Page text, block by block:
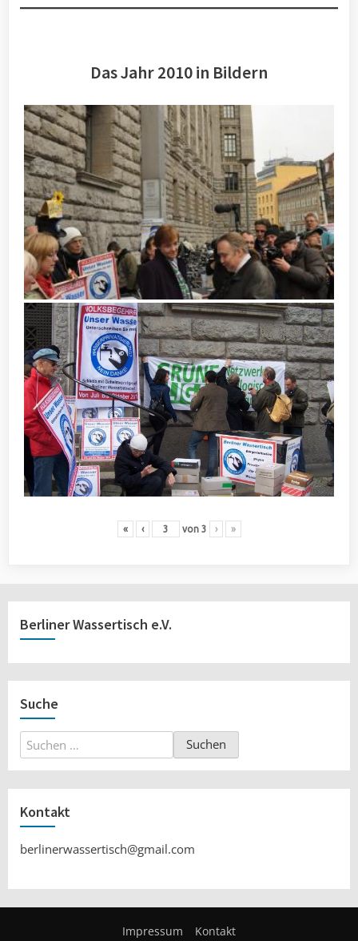
Das Jahr 2010 in Bildern
« ‹ von 3 › »
Berliner Wassertisch e.V.
Suche
Suchen
nach:
Kontakt
berlinerwassertisch@gmail.com
Impressum Kontakt